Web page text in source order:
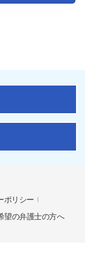
ポリシー
望の弁護士の方へ